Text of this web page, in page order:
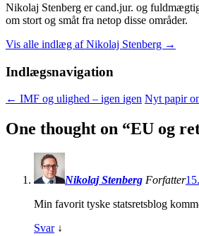
Nikolaj Stenberg er cand.jur. og
om stort og småt fra netop disse områder.
Vis alle indlæg af Nikolaj Stenberg →
Indlægsnavigation
← IMF og ulighed – igen igen Nyt papir
One thought on “EU og
Nikolaj Stenberg Forfatter
Min favorit tyske statsretsblog
Svar ↓